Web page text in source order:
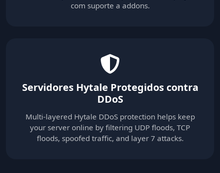
com suporte a addons.
Servidores Hytale Protegidos contra
DDoS
Multi-layered Hytale DDoS protection helps keep
your server online by filtering UDP floods, TCP
floods, spoofed traffic, and layer 7 attacks.